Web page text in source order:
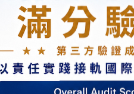
服務項目